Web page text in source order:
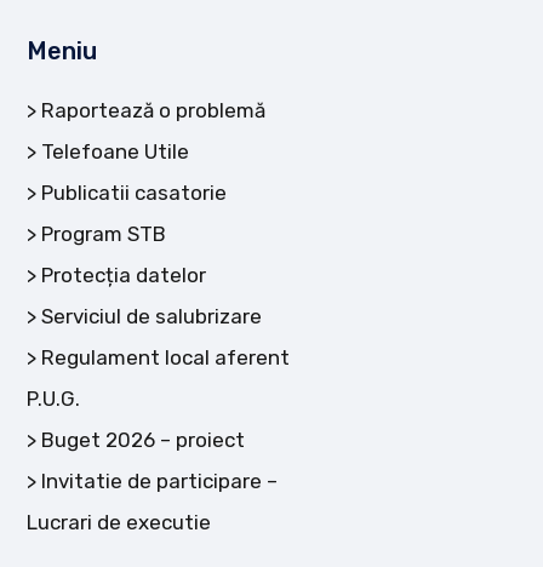
Meniu
Raportează o problemă
Telefoane Utile
Publicatii casatorie
Program STB
Protecția datelor
Serviciul de salubrizare
Regulament local aferent
P.U.G.
Buget 2026 – proiect
Invitatie de participare –
Lucrari de executie